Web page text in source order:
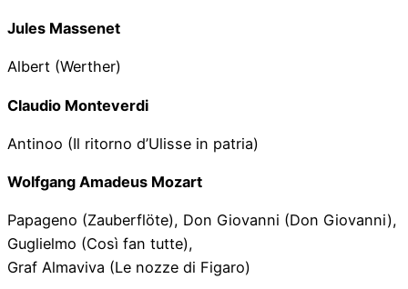
Jules Massenet
Albert (Werther)
Claudio Monteverdi
Antinoo (Il ritorno d’Ulisse in patria)
Wolfgang Amadeus Mozart
Papageno (Zauberflöte), Don Giovanni (Don Giovanni),
Guglielmo (Così fan tutte),
Graf Almaviva (Le nozze di Figaro)